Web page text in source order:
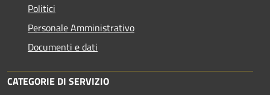
Politici
Personale Amministrativo
Documenti e dati
CATEGORIE DI SERVIZIO